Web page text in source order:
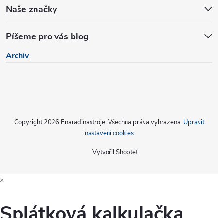
i
s
Naše značky
Píšeme pro vás blog
Archiv
Vytvořil Shoptet
Copyright 2026 Enaradinastroje. Všechna práva vyhrazena. Upravit
nastavení cookies
×